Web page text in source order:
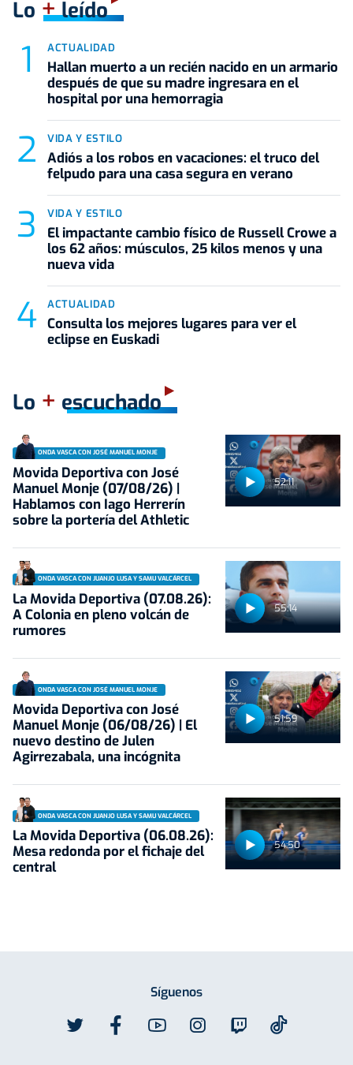
Lo +leído
ACTUALIDAD
Hallan muerto a un recién nacido en un armario
después de que su madre ingresara en el
hospital por una hemorragia
VIDA Y ESTILO
Adiós a los robos en vacaciones: el truco del
felpudo para una casa segura en verano
VIDA Y ESTILO
El impactante cambio físico de Russell Crowe a
los 62 años: músculos, 25 kilos menos y una
nueva vida
ACTUALIDAD
Consulta los mejores lugares para ver el
eclipse en Euskadi
Lo + escuchado
52:11
ONDA VASCA CON JOSÉ MANUEL MONJE
Movida Deportiva con José
Manuel Monje (07/08/26) |
Hablamos con Iago Herrerín
sobre la portería del Athletic
55:14
ONDA VASCA CON JUANJO LUSA Y SAMU VALCÁRCEL
La Movida Deportiva (07.08.26):
A Colonia en pleno volcán de
rumores
51:59
ONDA VASCA CON JOSÉ MANUEL MONJE
Movida Deportiva con José
Manuel Monje (06/08/26) | El
nuevo destino de Julen
Agirrezabala, una incógnita
54:50
ONDA VASCA CON JUANJO LUSA Y SAMU VALCÁRCEL
La Movida Deportiva (06.08.26):
Mesa redonda por el fichaje del
central
Síguenos